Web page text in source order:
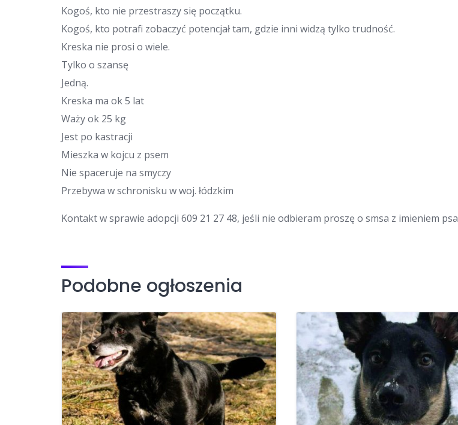
Kogoś, kto nie przestraszy się początku.
Kogoś, kto potrafi zobaczyć potencjał tam, gdzie inni widzą tylko trudność.
Kreska nie prosi o wiele.
Tylko o szansę
Jedną.
Kreska ma ok 5 lat
Waży ok 25 kg
Jest po kastracji
Mieszka w kojcu z psem
Nie spaceruje na smyczy
Przebywa w schronisku w woj. łódzkim
Kontakt w sprawie adopcji 609 21 27 48, jeśli nie odbieram proszę o smsa z imieniem psa
Podobne ogłoszenia